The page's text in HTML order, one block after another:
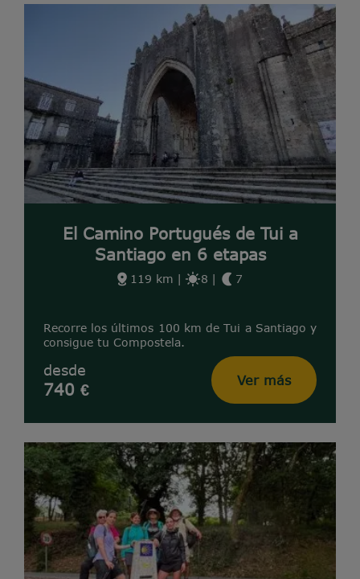
El Camino Portugués de Tui a
Santiago en 6 etapas
119 km | 8 | 7
Recorre los últimos 100 km de Tui a Santiago y
consigue tu Compostela.
desde
740 € Ver más